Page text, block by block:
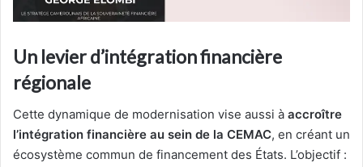
Un levier d’intégration financière
régionale
Cette dynamique de modernisation vise aussi à accroître
l’intégration financière au sein de la CEMAC, en créant un
écosystème commun de financement des États. L’objectif :